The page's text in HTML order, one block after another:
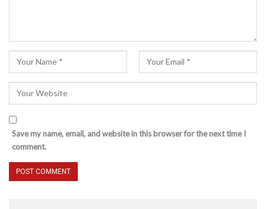
Save my name, email, and website in this browser for the next time I
comment.